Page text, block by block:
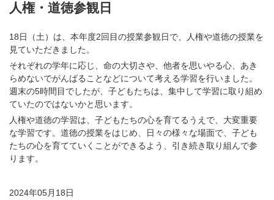
人権・道徳参観日
18日（土）は、本年度2回目の授業参観日で、人権や道徳の授業を
見ていただきました。
それぞれの学年に応じ、命の大切さや、他者を思いやる心、あき
らめないでがんばることなどについて考える学習を行いました。
週末の5時間目でしたが、子どもたちは、集中して学習に取り組め
ていたのではないかと思います。
人権や道徳の学習は、子どもたちの心を育てるうえで、大変重要
な学習です。道徳の授業をはじめ、日々の様々な場面で、子ども
たちの心を育てていくことができるよう、引き続き取り組んで参
ります。
2024年05月18日